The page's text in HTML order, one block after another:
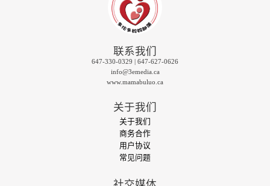
联系我们
647-330-0329 | 647-627-0626
info@3emedia.ca
www.mamabuluo.ca
关于我们
关于我们
商务合作
用户协议
常见问题